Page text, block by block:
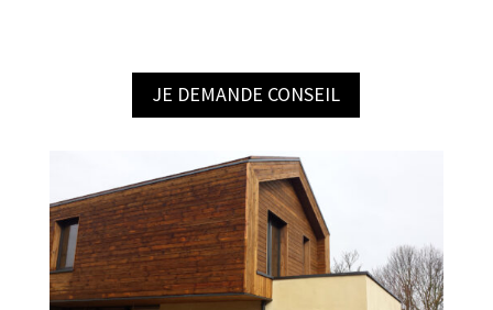
JE DEMANDE CONSEIL